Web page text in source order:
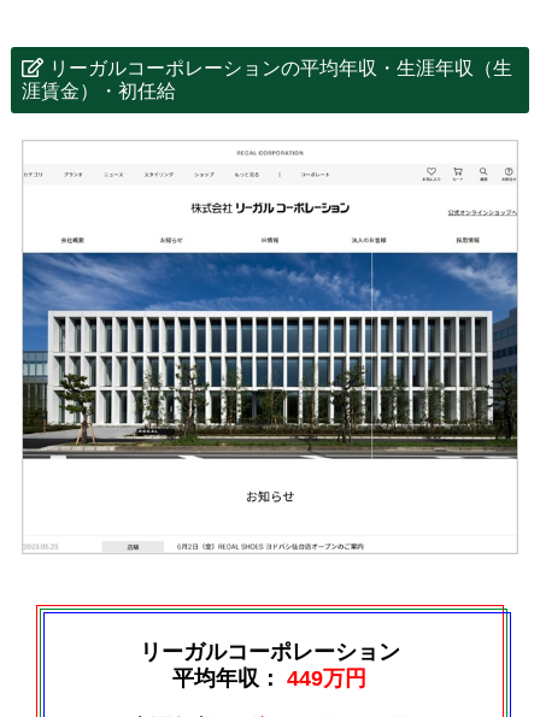
リーガルコーポレーションの平均年収・生涯年収（生
涯賃金）・初任給
リーガルコーポレーション
平均年収：449万円